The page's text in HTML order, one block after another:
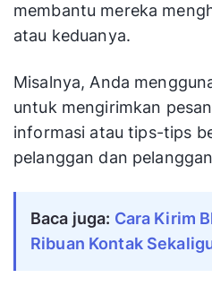
membantu mereka
atau keduanya.
Misalnya, Anda
untuk mengirimkan
informasi atau tips-tips
pelanggan dan
Baca juga: Cara Kirim
Ribuan Kontak